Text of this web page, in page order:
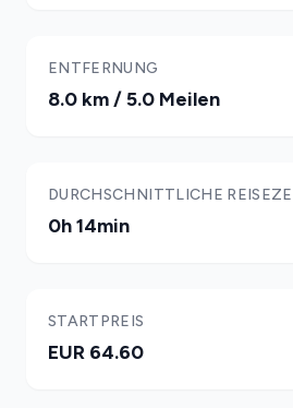
ENTFERNUNG
8.0 km / 5.0 Meilen
DURCHSCHNITTLICHE
0h 14min
STARTPREIS
EUR 64.60